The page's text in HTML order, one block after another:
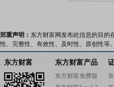
郑重声明： 东方财富网发布此信息的目的
性、完整性、有效性、及时性、原创性等
东方财富 东方财富产品
东方财富免费版